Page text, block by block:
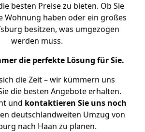
besten Preise zu bieten. Ob Sie
Wohnung haben oder ein großes
besitzen, was umgezogen
werden muss.
die perfekte Lösung für Sie.
die Zeit – wir kümmern uns
die besten Angebote erhalten.
und kontaktieren Sie uns noch
deutschlandweiten Umzug von
nach Haan zu planen.